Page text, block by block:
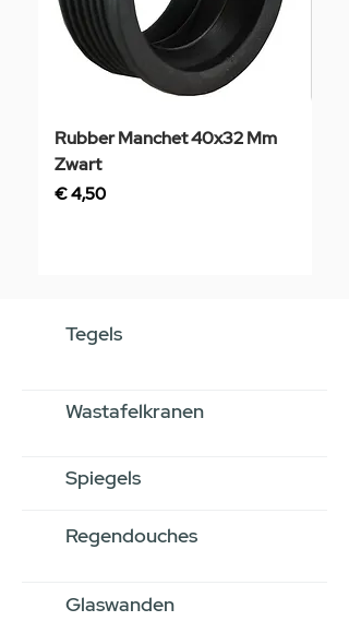
Rubber Manchet 40x32 Mm
Zwart
Prijs
€ 4,50
Tegels
Wastafelkranen
Spiegels
Regendouches
Glaswanden